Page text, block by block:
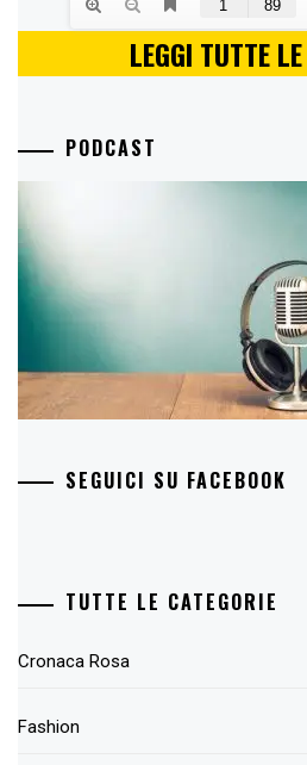
LEGGI TUTTE
PODCAST
SEGUICI SU FACEBOOK
TUTTE LE CATEGORIE
Cronaca Rosa
Fashion